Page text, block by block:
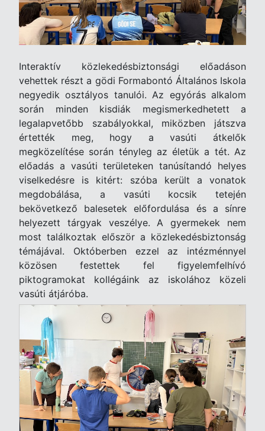
Interaktív közlekedésbiztonsági előadáson
vehettek részt a gödi Formabontó Általános Iskola
negyedik osztályos tanulói. Az egyórás alkalom
során minden kisdiák megismerkedhetett a
legalapvetőbb szabályokkal, miközben játszva
értették meg, hogy a vasúti átkelők
megközelítése során tényleg az életük a tét. Az
előadás a vasúti területeken tanúsítandó helyes
viselkedésre is kitért: szóba került a vonatok
megdobálása, a vasúti kocsik tetején
bekövetkező balesetek előfordulása és a sínre
helyezett tárgyak veszélye. A gyermekek nem
most találkoztak először a közlekedésbiztonság
témájával. Októberben ezzel az intézménnyel
közösen festettek fel figyelemfelhívó
piktogramokat kollégáink az iskolához közeli
vasúti átjáróba.